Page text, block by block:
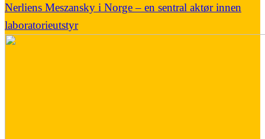
Nerliens Meszansky i Norge – en sentral aktør innen
laboratorieutstyr